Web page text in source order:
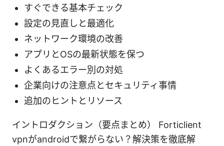
すぐできる基本チェック
設定の見直しと最適化
ネットワーク環境の改善
アプリとOSの最新状態を保つ
よくあるエラー別の対処
企業向けの注意点とセキュリティ事情
追加のヒントとリソース
イントロダクション（要点まとめ） Forticlient
vpnがandroidで繋がらない？解決策を徹底解